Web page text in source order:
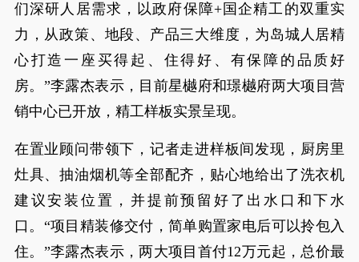
们深研人居需求，以政府保障+国企精工的双重实
力，从政策、地段、产品三大维度，为岛城人居精
心打造一座买得起、住得好、有保障的品质好
房。”李露杰表示，目前星樾府和璟樾府两大项目营
销中心已开放，精工样板实景呈现。
在置业顾问带领下，记者走进样板间发现，厨房里
灶具、抽油烟机等全部配齐，贴心地给出了洗衣机
建议安装位置，并提前预留好了出水口和下水
口。“项目精装修交付，简单购置家电后可以拎包入
住。”李露杰表示，两大项目首付12万元起，总价最